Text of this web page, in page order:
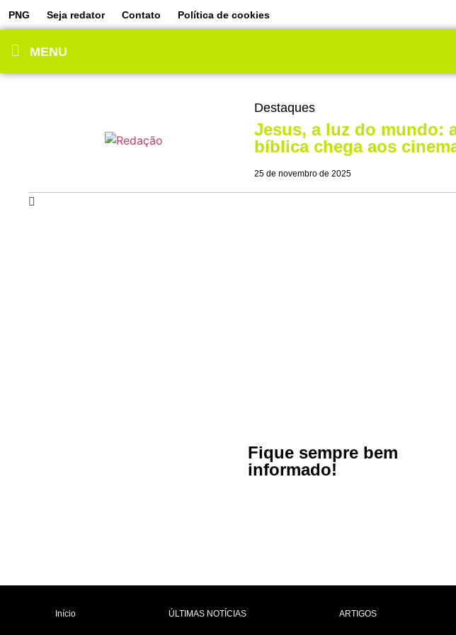
PNG Seja redator Contato Política de cookies
MENU
Destaques
Jesus, a luz do mundo:
bíblica chega aos
25 de novembro de 2025
Fique sempre bem
informado!
Início ÚLTIMAS NOTÍCIAS ARTIGOS